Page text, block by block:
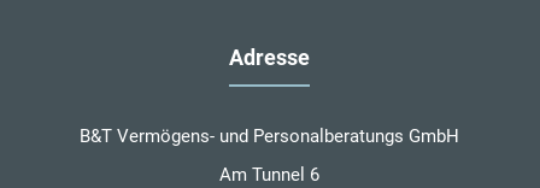
Adresse
B&T Vermögens- und Personalberatungs GmbH
Am Tunnel 6